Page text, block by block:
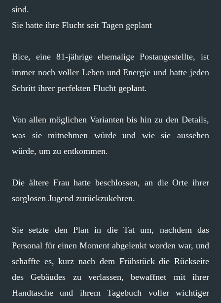
sind.
Sie hatte ihre Flucht seit Tagen geplant
Bice, eine 81-jährige ehemalige Postangestellte, ist
immer noch voller Leben und Energie und hatte jeden
Schritt ihrer perfekten Flucht geplant.
Von allen möglichen Varianten bis hin zu den Details,
was sie mitnehmen würde und wie sie aussehen
würde, um zu entkommen.
Die ältere Frau hatte beschlossen, an die Orte ihrer
sorglosen Jugend zurückzukehren.
Sie setzte den Plan in die Tat um, nachdem das
Personal für einen Moment abgelenkt worden war, und
schaffte es, kurz nach dem Frühstück die Rückseite
des Gebäudes zu verlassen, bewaffnet mit ihrer
Handtasche und ihrem Tagebuch voller wichtiger